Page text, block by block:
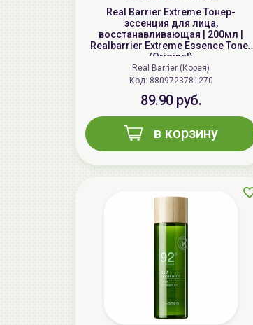
Real Barrier Extreme Тонер-
эссенция для лица,
восстанавливающая | 200мл |
Realbarrier Extreme Essence Toner
(Original)
Real Barrier (Корея)
Код: 8809723781270
89.90 руб.
в корзину